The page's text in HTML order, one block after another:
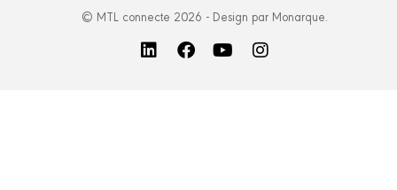
© MTL connecte 2026 - Design par Monarque.